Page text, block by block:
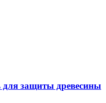
защиты древесины